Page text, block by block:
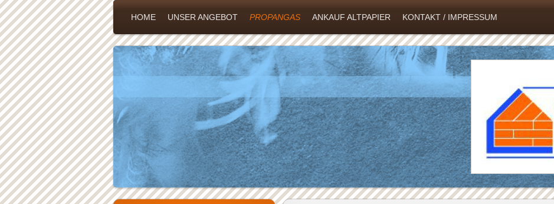
HOME UNSER ANGEBOT PROPANGAS ANKAUF ALTPAPIER KONTAKT / IMPRESSUM